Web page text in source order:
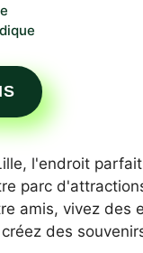
l'endroit
parc
amis, vivez des
des